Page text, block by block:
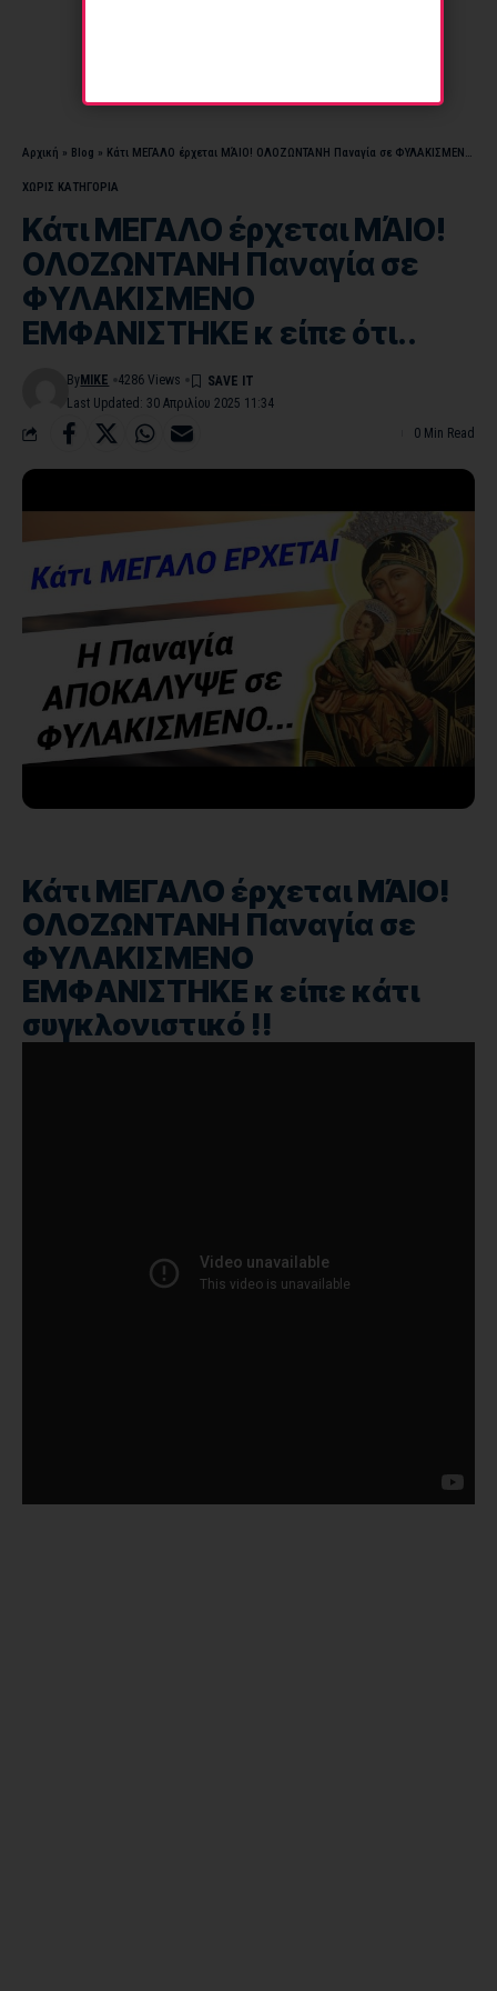
Αρχική » Blog » Κάτι ΜΕΓΑΛΟ έρχεται ΜΆΙΟ! ΟΛΟΖΩΝΤΑΝΗ Παναγία σε ΦΥΛΑΚΙΣΜΕΝΟ ΕΜΦΑΝΙΣΤΗΚΕ κ είπε ότι..
ΧΩΡΊΣ ΚΑΤΗΓΟΡΊΑ
Κάτι ΜΕΓΑΛΟ έρχεται ΜΆΙΟ!
ΟΛΟΖΩΝΤΑΝΗ Παναγία σε
ΦΥΛΑΚΙΣΜΕΝΟ
ΕΜΦΑΝΙΣΤΗΚΕ κ είπε ότι..
Last Updated: 30 Απριλίου 2025 11:34
By MIKE 4286 Views
0 Min Read
Κάτι ΜΕΓΑΛΟ έρχεται ΜΆΙΟ!
ΟΛΟΖΩΝΤΑΝΗ Παναγία σε
ΦΥΛΑΚΙΣΜΕΝΟ
ΕΜΦΑΝΙΣΤΗΚΕ κ είπε κάτι
συγκλονιστικό !!